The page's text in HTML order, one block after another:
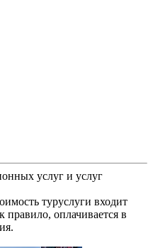
услуг и услуг
туруслуги входит
правило, оплачивается в